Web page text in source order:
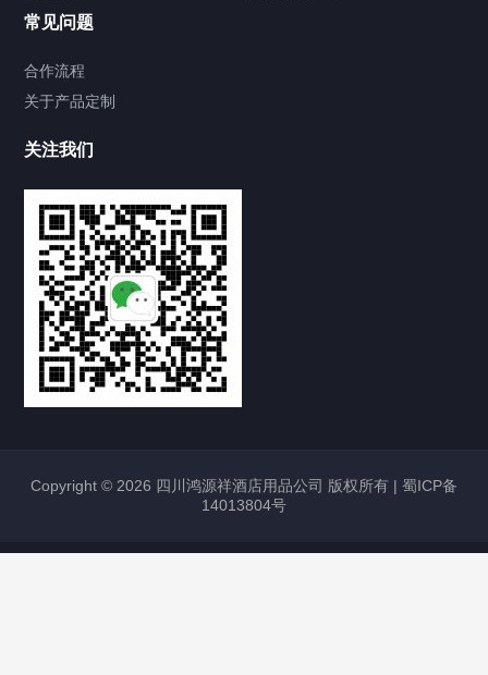
常见问题
合作流程
关于产品定制
关注我们
Copyright © 2026 四川鸿源祥酒店用品公司 版权所有 | 蜀ICP备
14013804号